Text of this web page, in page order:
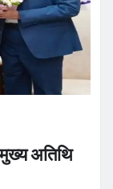
मुख्य अतिथि